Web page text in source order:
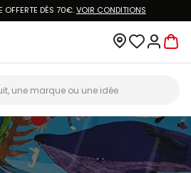
OFFERTE DÈS 70€.VOIR CONDITIONS